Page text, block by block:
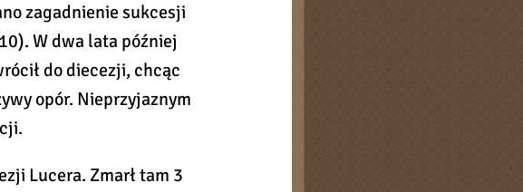
zagadnienie sukcesji
W dwa lata później
do diecezji, chcąc
opór. Nieprzyjaznym
Lucera. Zmarł tam 3